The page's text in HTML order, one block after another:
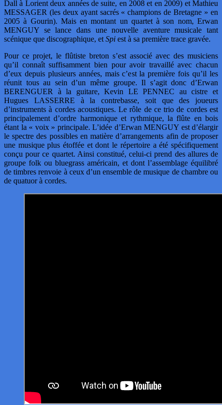
Dall à Lorient deux années de suite, en 2008 et en 2009) et Mathieu
MESSAGER (les deux ayant sacrés « champions de Bretagne » en
2005 à Gourin). Mais en montant un quartet à son nom, Erwan
MENGUY se lance dans une nouvelle aventure musicale tant
scénique que discographique, et Spi est à sa première trace gravée.
Pour ce projet, le flûtiste breton s’est associé avec des musiciens
qu’il connaît suffisamment bien pour avoir travaillé avec chacun
d’eux depuis plusieurs années, mais c’est la première fois qu’il les
réunit tous au sein d’un même groupe. Il s’agit donc d’Erwan
BERENGUER à la guitare, Kevin LE PENNEC au cistre et
Hugues LASSERRE à la contrebasse, soit que des joueurs
d’instruments à cordes acoustiques. Le rôle de ce trio de cordes est
principalement d’ordre harmonique et rythmique, la flûte en bois
étant la « voix » principale. L’idée d’Erwan MENGUY est d’élargir
le spectre des possibles en matière d’arrangements afin de proposer
une musique plus étoffée et dont le répertoire a été spécifiquement
conçu pour ce quartet. Ainsi constitué, celui-ci prend des allures de
groupe folk ou bluegrass américain, et dont l’assemblage équilibré
de timbres renvoie à ceux d’un ensemble de musique de chambre ou
de quatuor à cordes.